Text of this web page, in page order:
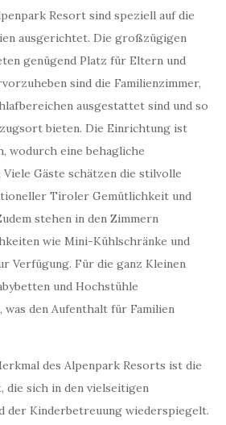
Resort sind speziell auf die
ausgerichtet. Die großzügigen
genügend Platz für Eltern und
sind die Familienzimmer,
ausgestattet sind und so
bieten. Die Einrichtung ist
wodurch eine behagliche
Gäste schätzen die stilvolle
Tiroler Gemütlichkeit und
stehen in den Zimmern
wie Mini-Kühlschränke und
Verfügung. Für die ganz Kleinen
und Hochstühle
den Aufenthalt für Familien
des Alpenpark Resorts ist die
die sich in den vielseitigen
der Kinderbetreuung wiederspiegelt.